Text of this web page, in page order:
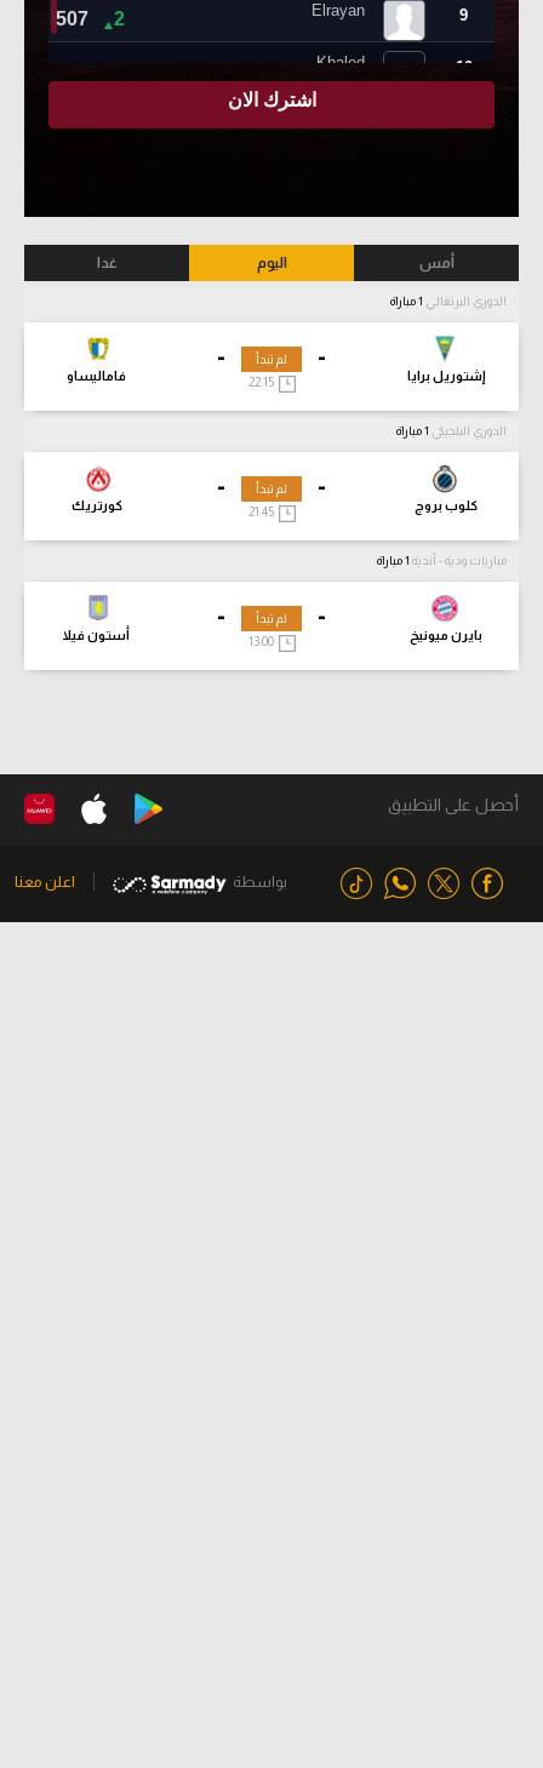
أمس اليوم غدا
الدوري البرتغالي
-
إشتوريل برايا
-
فاماليساو
لم تبدأ
22:15
الدوري البلجيكي
-
كلوب بروج
-
كورتريك
لم تبدأ
21:45
مباريات ودية - أندية
-
بايرن ميونيخ
-
أستون فيلا
لم تبدأ
13:00
أحصل على التطبيق
بواسطة اعلن معنا